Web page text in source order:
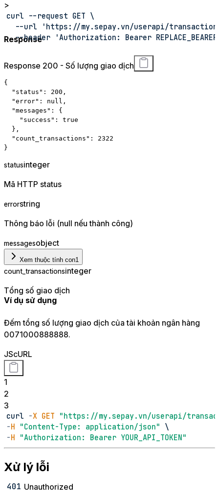
>
curl --request GET \
--url 'https://my.sepay.vn/userapi/
--header 'Authorization: Bearer
Response
Response 200 - Số lượng giao dịch
{
"status" : 200 ,
"error" : null ,
"messages" :
{
"success" :
true
} ,
"count_transactions" :
2322
}
statusinteger
Mã HTTP status
errorstring
Thông báo lỗi (null nếu thành công)
messagesobject
Xem thuộc tính con1
count_transactionsinteger
Tổng số giao dịch
Ví dụ sử dụng
Đếm tổng số lượng giao dịch của tài khoản ngân hàng
0071000888888.
JScURL
1
2
3
curl -X GET "https://my.sepay.vn/userapi/
-H "Content-Type: application/json" \
-H "Authorization: Bearer YOUR_API_TOKEN"
Xử lý lỗi
401 Unauthorized